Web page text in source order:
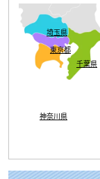
東京都
埼玉県
神奈川県
千葉県